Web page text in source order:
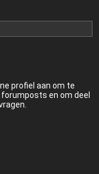
profiel aan om te
en om deel